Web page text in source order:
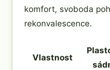
komfort, svoboda
rekonvalescence.
Vlastnost